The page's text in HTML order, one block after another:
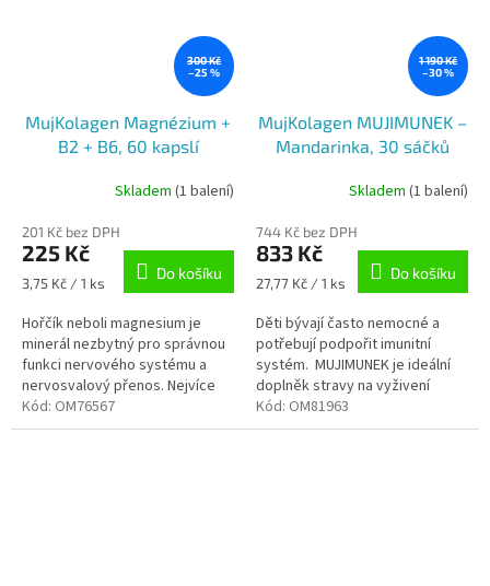
300 Kč
–25 %
MujKolagen Magnézium +
B2 + B6, 60 kapslí
Skladem (1 balení)
201 Kč bez DPH
225 Kč
Měrná
3,75 Kč / 1 ks
Do košíku
Hořčík neboli magnesium je
minerál nezbytný pro správnou
funkci nervového systému a
nervosvalový přenos. Nejvíce
ho najdeme v kostech (až 70 %)
a ve svalech...
Kód: OM76567
1 190 Kč
–30 %
MujKolagen MUJIMUNEK –
Mandarinka, 30 sáčků
Skladem (1 balení)
744 Kč bez DPH
833 Kč
Měrná
27,77 Kč / 1 ks
Do košíku
Děti bývají často nemocné a
potřebují podpořit imunitní
systém. MUJIMUNEK je ideální
doplněk stravy na vyživení
kostí, dásní a zubů, ale také na
podporu trávení, soustředění
Kód: OM81963